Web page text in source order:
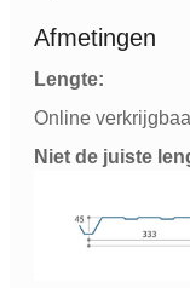
Afmetingen
Lengte:
Online
Niet de juiste